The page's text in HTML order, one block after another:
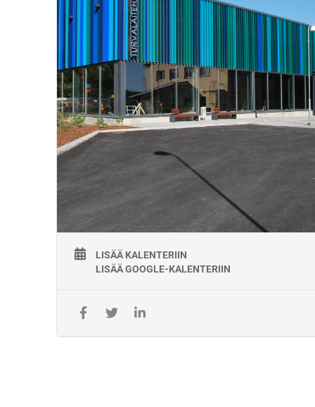
Koulutuksen peruskoulutusvaatimuksena ovat
Väyläviraston Turva- ja PERA-pätevyydet
Muut ennakkovaatimukset:
Tehtävään soveltuva teknisen alan tutkinto
(ammattitutkintoa ylempi tutkinto)
Vähintään 2 vuoden työkokemus taitorakenteiden
rakennustöiden työnjohtajana, sillanrakennustöiden
valvojana tai siltasuunnittelijana
Koulutuksen hinta:
1100€ / hlö (alv 0%)
Koulutuksen järjestäjä:
Koulutuksen käytännön järjestelyistä vastaa
työyhteenliittymä KiscoTaitaja, jonka Väylävirasto on
valinnut koulutuskumppaniksi toteuttamaan
työpätevyyskoulutuksia 1.5.2021- 30.4.2026. Koulutus
järjestetään Väyläviraston Ratateknisessä
oppimiskeskuksessa (ROK).
Koulutusten toimitus- ja maksuehdot:
Laskuttaja Väylävirasto.
Ilmoittautumisen voi perua maksutta 7 arkivuorokautta
ennen kurssin alkamista. Myöhemmin suoritetuista
täysi hinta.
LISÄÄ KALENTERIIN
LISÄÄ GOOGLE-KALENTERIIN